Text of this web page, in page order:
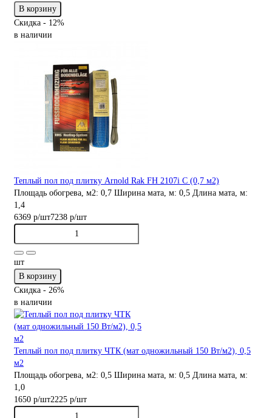
В корзину
Скидка - 12%
в наличии
Теплый пол под плитку Arnold Rak FH 2107i С (0,7 м2)
Площадь обогрева, м2: 0,7 Ширина мата, м: 0,5 Длина мата, м:
1,4
6369 р/шт7238 р/шт
шт
В корзину
Скидка - 26%
в наличии
Теплый пол под плитку ЧТК (мат одножильный 150 Вт/м2), 0,5
м2
Площадь обогрева, м2: 0,5 Ширина мата, м: 0,5 Длина мата, м:
1,0
1650 р/шт2225 р/шт